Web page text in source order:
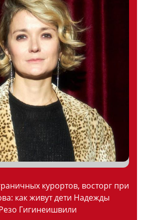
курортов, восторг при
как живут дети Надежды
Гигинеишвили